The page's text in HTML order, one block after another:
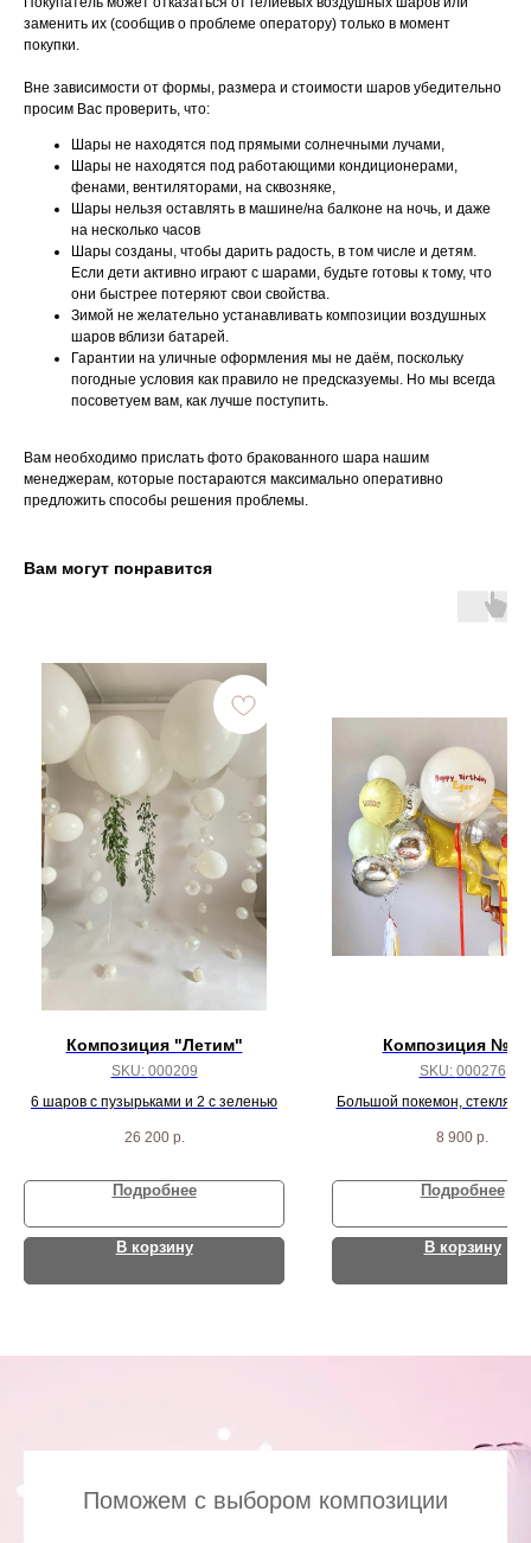
заменить их (сообщив о проблеме оператору) только в момент
покупки.
Вне зависимости от формы, размера и стоимости шаров убедительно
просим Вас проверить, что:
Шары не находятся под прямыми солнечными лучами,
Шары не находятся под работающими кондиционерами,
фенами, вентиляторами, на сквозняке,
Шары нельзя оставлять в машине/на балконе на ночь, и даже
на несколько часов
Шары созданы, чтобы дарить радость, в том числе и детям.
Если дети активно играют с шарами, будьте готовы к тому, что
они быстрее потеряют свои свойства.
Зимой не желательно устанавливать композиции воздушных
шаров вблизи батарей.
Гарантии на уличные оформления мы не даём, поскольку
погодные условия как правило не предсказуемы. Но мы всегда
посоветуем вам, как лучше поступить.
Вам необходимо прислать фото бракованного шара нашим
менеджерам, которые постараются максимально оперативно
предложить способы решения проблемы.
Вам могут понравится
Композиция "Летим"
SKU: 000209
6 шаров с пузырьками и 2 с зеленью
26 200 р.
Подробнее
В корзину
Композиция №
SKU: 000276
Большой покемон,
шарикрв
8 900 р.
Подробнее
В корзину
Поможем с выбором композиции